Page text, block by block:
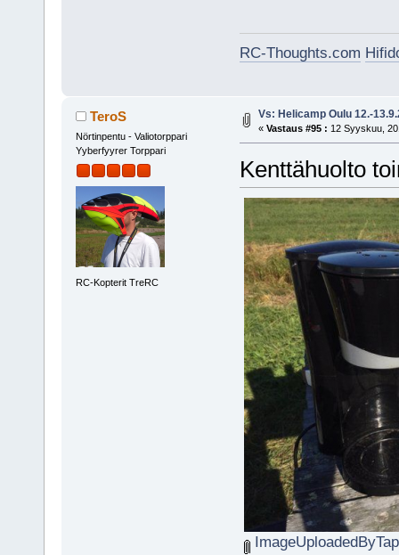
RC-Thoughts.com
TeroS
Nörtinpentu - Valiotorppari
Yyberfyyrer Torppari
RC-Kopterit TreRC
Vs: Helicamp Oulu 12.-
« Vastaus #95 : 12 Syyskuu,
Kenttähuolto